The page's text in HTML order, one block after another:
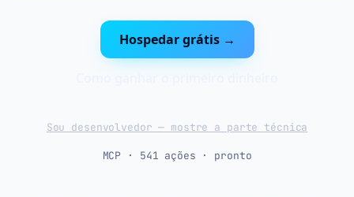
Hospedar grátis →
Sou desenvolvedor — mostre a parte técnica
MCP · 541 ações · pronto